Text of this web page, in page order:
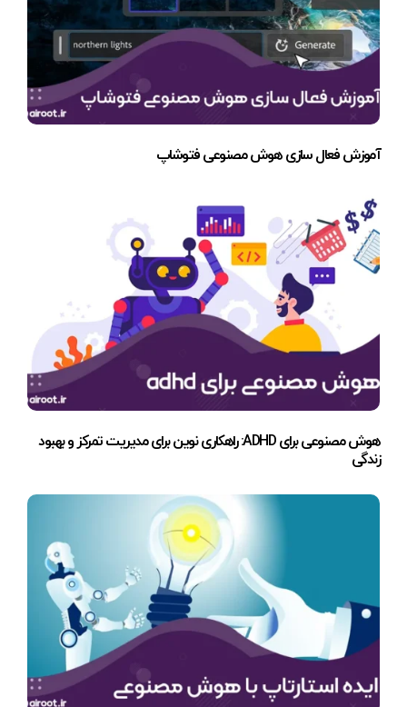
آموزش فعال سازی هوش مصنوعی فتوشاپ
هوش مصنوعی برای ADHD: راهکاری نوین برای مدیریت تمرکز و بهبود
زندگی